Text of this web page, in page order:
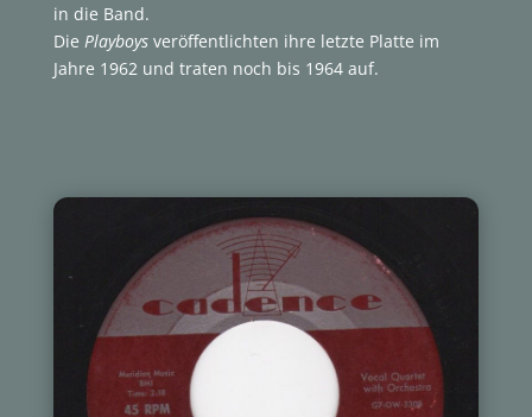
in die Band.
Die Playboysveröffentlichten ihre letzte Platte im
Jahre 1962 und traten noch bis 1964 auf.